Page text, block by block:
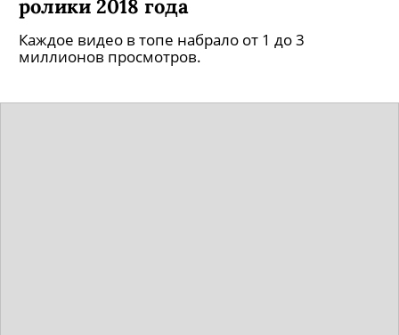
ролики 2018 года
Каждое видео в топе набрало от 1 до 3
миллионов просмотров.